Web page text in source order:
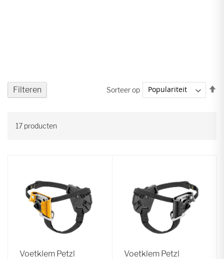
17 producten
Sorteer op
Voetklem Petzl
Voetklem Petzl
Filteren